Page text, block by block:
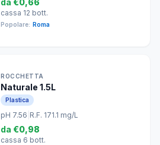
da €0,66
cassa 12 bott.
Popolare: Roma
ROCCHETTA
Naturale 1.5L
Plastica
pH 7.56 R.F. 171.1 mg/L
da €0,98
cassa 6 bott.